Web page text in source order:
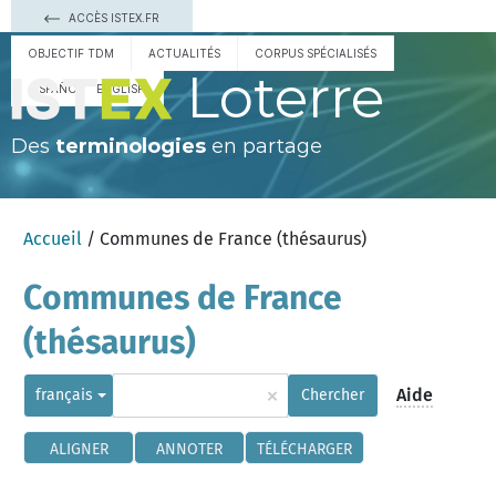
ACCÈS ISTEX.FR
OBJECTIF TDM ACTUALITÉS CORPUS SPÉCIALISÉS
ESPAÑOL ENGLISH Loterre
Des terminologies en partage
Accueil / Communes de France (thésaurus)
Communes de France
(thésaurus)
français × Chercher Aide
ALIGNER ANNOTER TÉLÉCHARGER